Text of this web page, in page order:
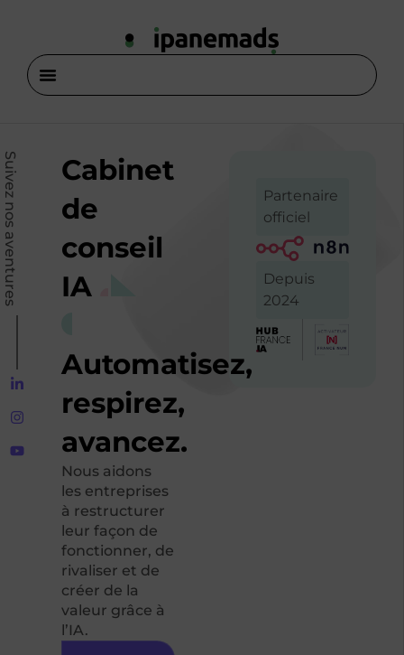
Partenaire
officiel
Depuis
2024
Cabinet
de
conseil
IA
Automatisez,
respirez,
avancez.
Nous aidons
les entreprises
à restructurer
leur façon de
fonctionner, de
rivaliser et de
créer de la
valeur grâce à
l’IA.
Suivez nos aventures